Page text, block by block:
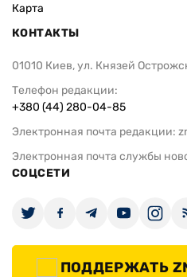
Карта
КОНТАКТЫ
01010 Киев, ул. Князей
Телефон редакции:
+380 (44) 280-04-85
Электронная почта редакции:
Электронная почта службы
СОЦСЕТИ
ПОДДЕРЖАТЬ